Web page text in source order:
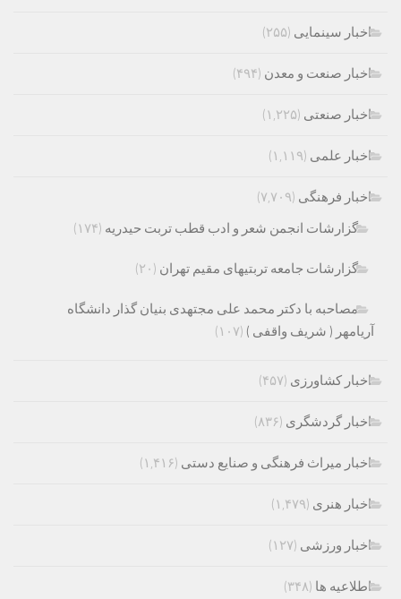
اخبار سینمایی (۲۵۵)
اخبار صنعت و معدن (۴۹۴)
اخبار صنعتی (۱,۲۲۵)
اخبار علمی (۱,۱۱۹)
اخبار فرهنگی (۷,۷۰۹)
گزارشات انجمن شعر و ادب قطب تربت حیدریه (۱۷۴)
گزارشات جامعه تربتیهای مقیم تهران (۲۰)
مصاحبه با دکتر محمد علی مجتهدی بنیان گذار دانشگاه
آریامهر ( شریف واقفی ) (۱۰۷)
اخبار کشاورزی (۴۵۷)
اخبار گردشگری (۸۳۶)
اخبار میراث فرهنگی و صنایع دستی (۱,۴۱۶)
اخبار هنری (۱,۴۷۹)
اخبار ورزشی (۱۲۷)
اطلاعیه ها (۳۴۸)